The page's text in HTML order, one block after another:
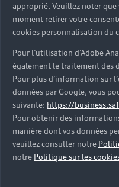
approprié. Veuillez noter que
moment retirer votre
cookies personnalisation du
Pour l’utilisation d’Adobe
également le traitement des
Pour plus d’information sur
données par Google, vous
suivante: https://
Pour obtenir des
manière dont vos données
veuillez consulter notre
notre Politique sur les